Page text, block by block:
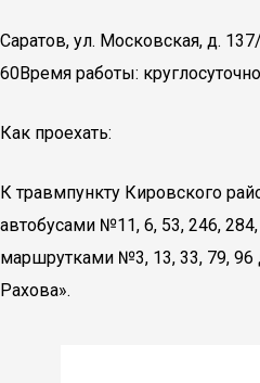
Саратов, ул. Московская, д.
60Время работы: круглосуточно
Как проехать:
К травмпункту Кировского
автобусами №11, 6, 53, 246,
маршрутками №3, 13, 33, 79, 96
Рахова».